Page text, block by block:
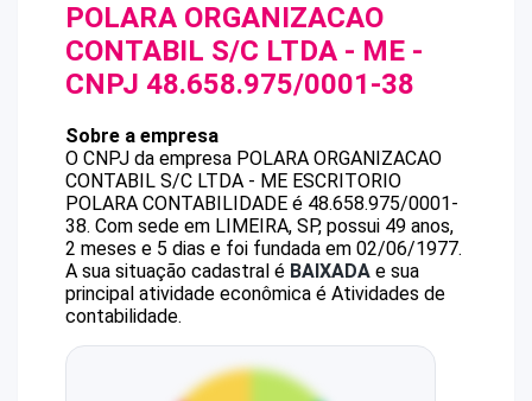
POLARA ORGANIZACAO
CONTABIL S/C LTDA - ME -
CNPJ 48.658.975/0001-38
Sobre a empresa
O CNPJ da empresa POLARA ORGANIZACAO
CONTABIL S/C LTDA - ME ESCRITORIO
POLARA CONTABILIDADE é 48.658.975/0001-
38. Com sede em LIMEIRA, SP, possui 49 anos,
2 meses e 5 dias e foi fundada em 02/06/1977.
A sua situação cadastral é BAIXADA e sua
principal atividade econômica é Atividades de
contabilidade.